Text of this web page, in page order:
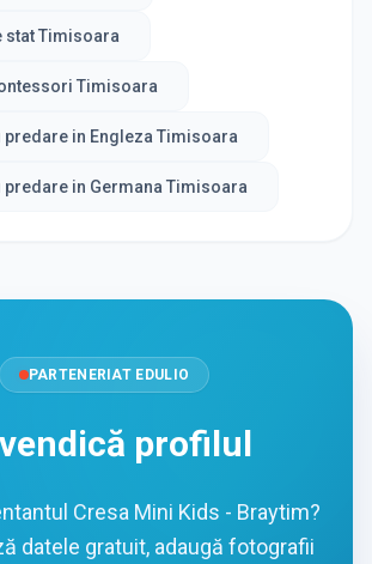
stat Timisoara
Timisoara
predare in Engleza Timisoara
predare in Germana Timisoara
PARTENERIAT EDULIO
profilul
Cresa Mini Kids - Braytim?
datele gratuit, adaugă fotografii